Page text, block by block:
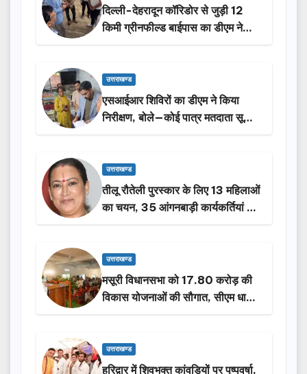
दिल्ली-देहरादून कॉरिडोर से जुड़ी 12
किमी ग्रीनफील्ड बाईपास का डीएम ने
किया निरीक्षण…
उत्तराखण्ड
एसआईआर शिविरों का डीएम ने किया
निरीक्षण, बोले—कोई पात्र मतदाता सूची
से न छूटे…
उत्तराखण्ड
तीलू रौतेली पुरस्कार के लिए 13 महिलाओं
का चयन, 35 आंगनबाड़ी कार्यकर्तियां भी
होंगी सम्मानित…
उत्तराखण्ड
मसूरी विधानसभा को 17.80 करोड़ की
विकास योजनाओं की सौगात, सीएम धामी
ने किया लोकार्पण-शिलान्यास.
उत्तराखण्ड
हरिद्वार में शिवभक्त कांवड़ियों पर पुष्पवर्षा,